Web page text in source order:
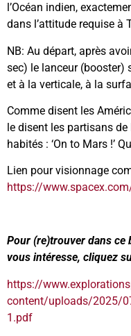
l’Océan indien,
dans l’attitude requise à
NB: Au départ, après
sec) le lanceur (booster)
et à la verticale, à la
Comme disent les
le disent les partisans
habités : ‘On to Mars !’
Lien pour visionnage
https://
Pour (re)trouver dans
vous intéresse, cliquez
https://
content/uploads/2025/
1.pdf